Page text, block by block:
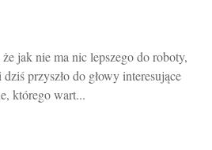
jak nie ma nic lepszego do roboty,
przyszło do głowy interesujące
którego wart...